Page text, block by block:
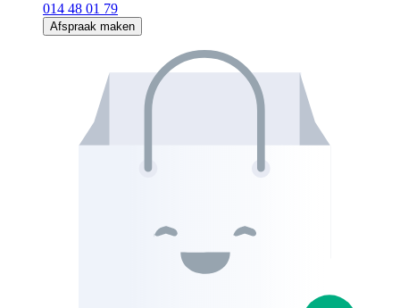
014 48 01 79
Afspraak maken